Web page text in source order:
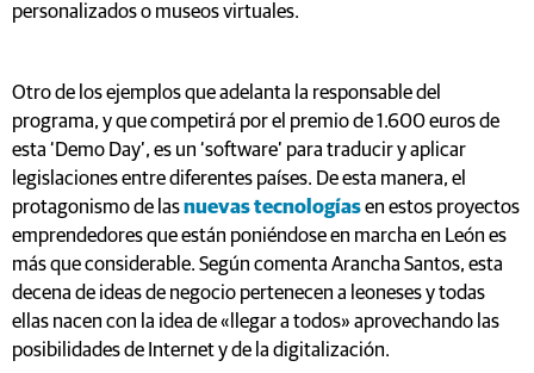
personalizados o museos virtuales.
Otro de los ejemplos que adelanta la responsable del
programa, y que competirá por el premio de 1.600 euros de
esta ‘Demo Day’, es un ‘software’ para traducir y aplicar
legislaciones entre diferentes países. De esta manera, el
protagonismo de lasnuevas tecnologíasen estos proyectos
emprendedores que están poniéndose en marcha en León es
más que considerable. Según comenta Arancha Santos, esta
decena de ideas de negocio pertenecen a leoneses y todas
ellas nacen con la idea de «llegar a todos» aprovechando las
posibilidades de Internet y de la digitalización.